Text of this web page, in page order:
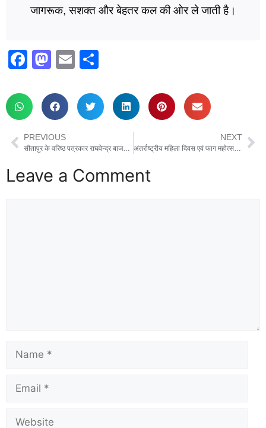
जागरूक, सशक्त और बेहतर कल की ओर ले जाती है।
F
c
e
b
o
o
M
st
o
d
o
n
E
ail ar
e
PREVIOUS
सीतापुर के वरिष्ठ पत्रकार राघवेन्द्र बाजपेई की हत्या से पत्रकारों में आक्रोश, दोषियों को फांसी की सजा की मांग
NEXT
अंतर्राष्ट्रीय महिला दिवस एवं फाग महोत्सव धूमधाम से संपन्न
Leave a Comment